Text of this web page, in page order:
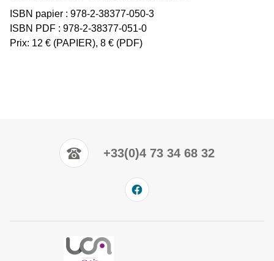
ISBN papier : 978-2-38377-050-3
ISBN PDF : 978-2-38377-051-0
Prix: 12 € (PAPIER), 8 € (PDF)
+33(0)4 73 34 68 32